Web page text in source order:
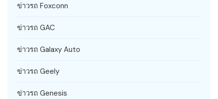
ข่าวรถ Foxconn
ข่าวรถ GAC
ข่าวรถ Galaxy Auto
ข่าวรถ Geely
ข่าวรถ Genesis